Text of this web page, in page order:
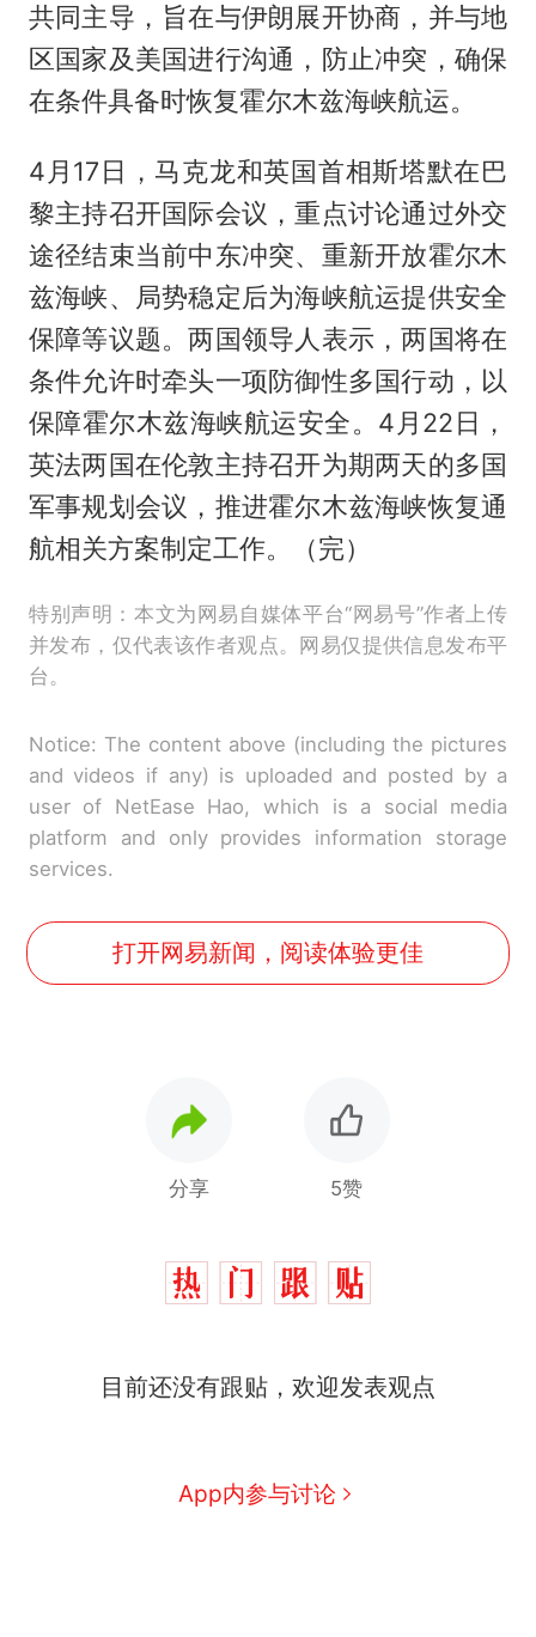
共同主导，旨在与伊朗展开协商，并与地
区国家及美国进行沟通，防止冲突，确保
在条件具备时恢复霍尔木兹海峡航运。
4月17日，马克龙和英国首相斯塔默在巴
黎主持召开国际会议，重点讨论通过外交
途径结束当前中东冲突、重新开放霍尔木
兹海峡、局势稳定后为海峡航运提供安全
保障等议题。两国领导人表示，两国将在
条件允许时牵头一项防御性多国行动，以
保障霍尔木兹海峡航运安全。4月22日，
英法两国在伦敦主持召开为期两天的多国
军事规划会议，推进霍尔木兹海峡恢复通
航相关方案制定工作。（完）
特别声明：本文为网易自媒体平台“网易号”作者上传
并发布，仅代表该作者观点。网易仅提供信息发布平
台。
Notice: The content above (including the pictures
and videos if any) is uploaded and posted by a
user of NetEase Hao, which is a social media
platform and only provides information storage
services.
打开网易新闻，阅读体验更佳
分享 5赞
目前还没有跟贴，欢迎发表观点
App内参与讨论